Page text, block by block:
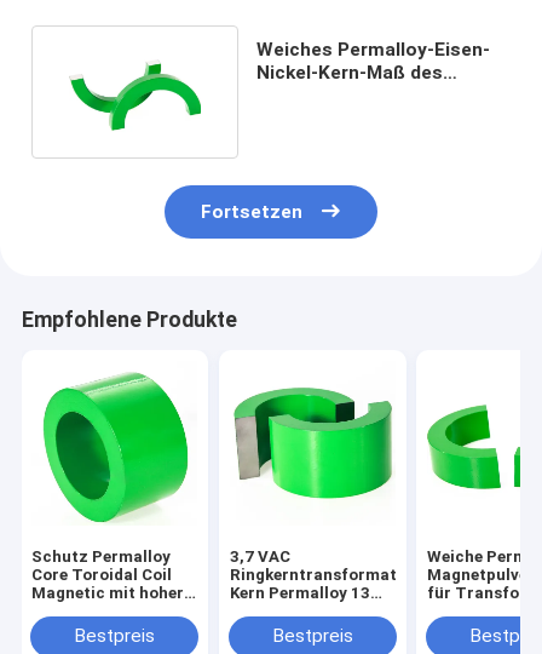
Weiches Permalloy-Eisen-
Nickel-Kern-Maß des
Fortsetzen
Empfohlene Produkte
Schutz Permalloy
Core Toroidal Coil
Magnetic mit hoher
Bestpreis
3,7 VAC
Ringkerntransformator
Kern Permalloy 13
Bestpreis
Weiche
für